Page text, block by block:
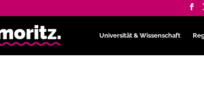
Universität & Wissenschaft